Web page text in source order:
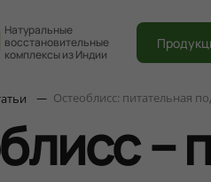
Натуральные
восстановительные
комплексы из Индии
Остеоблисс: питательная
–